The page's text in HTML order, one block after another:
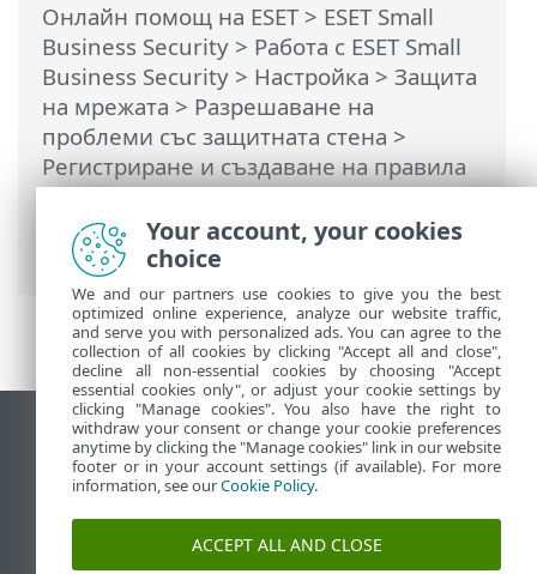
Онлайн помощ на ESET> ESET Small
Business Security > Работа с ESET Small
Business Security > Настройка > Защита
на мрежата > Разрешаване на
проблеми със защитната стена >
Регистриране и създаване на правила
или изключения за регистриране>
Създаване на правило от
регистрационен файл
Преглед на настолна версия на сайт
End of Life
База със знания на ESET
Форум на ESET
ESET Status Portal
Your account, your cookies
choice
We and our partners use cookies to give you the best
optimized online experience, analyze our website traffic,
and serve you with personalized ads. You can agree to the
collection of all cookies by clicking "Accept all and close",
decline all non-essential cookies by choosing "Accept
essential cookies only", or adjust your cookie settings by
clicking "Manage cookies". You also have the right to
withdraw your consent or change your cookie preferences
anytime by clicking the "Manage cookies" link in our website
footer or in your account settings (if available). For more
information, see ourCookie Policy.
ACCEPT ALL AND CLOSE